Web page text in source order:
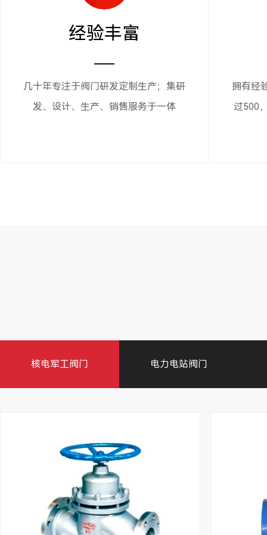
经验丰富
几十年专注于阀门研发定制生产；集研
发、设计、生产、销售服务于一体
拥有经
过500
核电军工阀门 电力电站阀门